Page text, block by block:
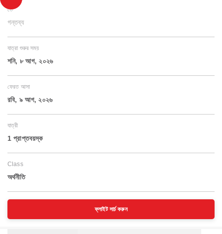
তে
গন্তব্য
যাত্রা শুরুর সময়
শনি, ৮ আগ, ২০২৬
ফেরত আসা
রবি, ৯ আগ, ২০২৬
যাত্রী
1 প্রাপ্তবয়স্ক
Class
অর্থনীতি
ফ্লাইট সার্চ করুন